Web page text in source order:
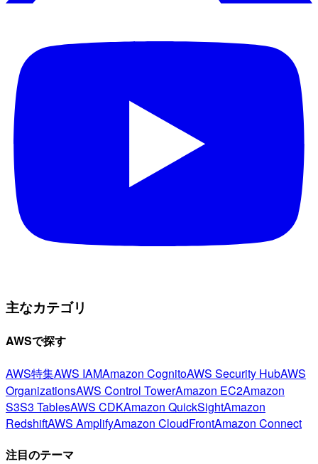
主なカテゴリ
AWSで探す
AWS特集AWS IAMAmazon CognitoAWS Security HubAWS
OrganizationsAWS Control TowerAmazon EC2Amazon
S3S3 TablesAWS CDKAmazon QuickSightAmazon
RedshiftAWS AmplifyAmazon CloudFrontAmazon Connect
注目のテーマ